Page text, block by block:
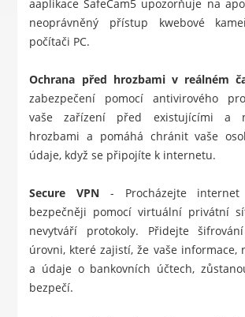
aaplikace SafeCam5 upozorňuje na
neoprávněný přístup kwebové
počítači PC.
Ochrana před hrozbami v reálném
zabezpečení pomocí antivirového
vaše zařízení před existujícími a
hrozbami a pomáhá chránit vaše
údaje, když se připojíte k internetu.
Secure VPN - Procházejte
bezpečněji pomocí virtuální privátní
nevytváří protokoly. Přidejte
úrovni, které zajistí, že vaše informace,
a údaje o bankovních účtech,
bezpečí.